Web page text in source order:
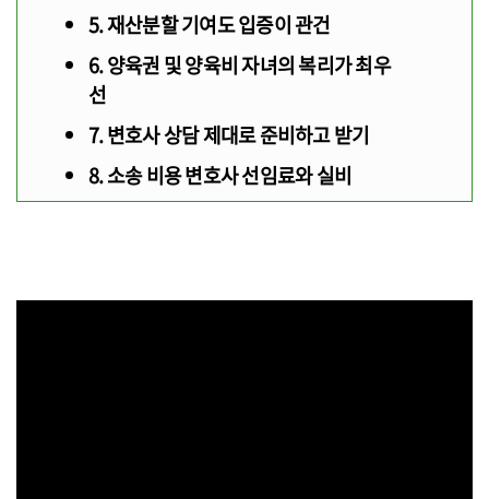
5. 재산분할 기여도 입증이 관건
6. 양육권 및 양육비 자녀의 복리가 최우
선
7. 변호사 상담 제대로 준비하고 받기
8. 소송 비용 변호사 선임료와 실비